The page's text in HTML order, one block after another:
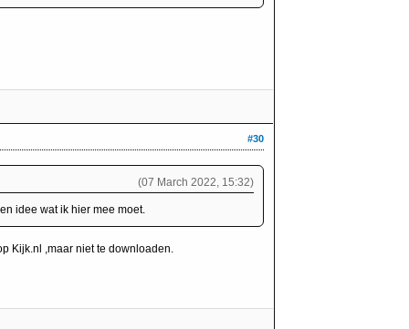
#30
(07 March 2022, 15:32)
idee wat ik hier mee moet.
Kijk.nl ,maar niet te downloaden.